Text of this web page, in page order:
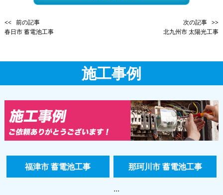
<< 前の記事
春日市 蓄電池工事
次の記事 >>
北九州市 太陽光工事
施工事例
福津市 蓄電池工事
那珂川市 蓄電池工事
...